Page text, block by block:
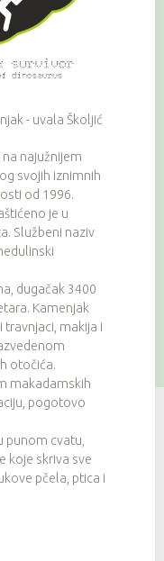
- uvala Školjić
najužnijem
svojih iznimnih
od 1996.
je u
Službeni naziv
dugačak 3400
Kamenjak
travnjaci, makija i
otočića.
makadamskih
pogotovo
punom cvatu,
koje skriva sve
pčela, ptica i